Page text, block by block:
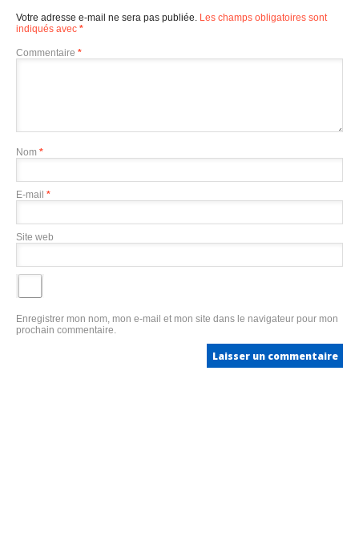
Votre adresse e-mail ne sera pas publiée. Les champs obligatoires sont
indiqués avec *
Commentaire *
Nom *
E-mail *
Site web
Enregistrer mon nom, mon e-mail et mon site dans le navigateur pour mon
prochain commentaire.